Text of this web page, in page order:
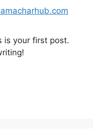
is your first post.